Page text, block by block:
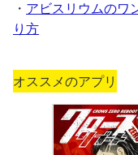
・ アビスリウムのワ
り方
オススメのアプリ